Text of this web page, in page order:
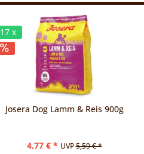
17 x
Josera Dog Lamm & Reis 900g
4,77 € * UVP5,59 € *